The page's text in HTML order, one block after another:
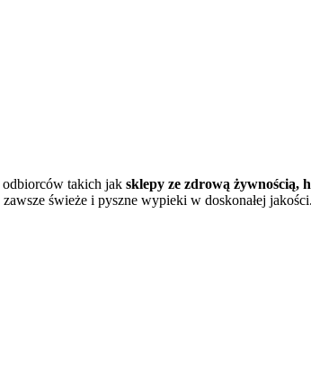
odbiorców takich jak sklepy ze zdrową żywnością,
świeże i pyszne wypieki w doskonałej jakości.